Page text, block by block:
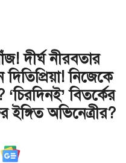
দীর্ঘ নীরবতার
নিজেকে
বিতর্কের
অভিনেত্রীর?